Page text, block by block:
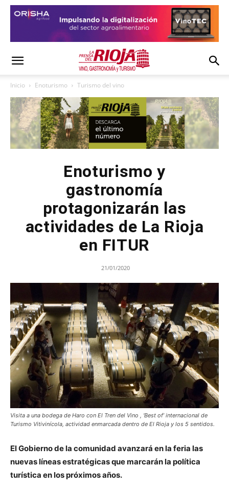
Inicio Enoturismo Turismo del vino
Enoturismo y
gastronomía
protagonizarán las
actividades de La Rioja
en FITUR
21/01/2020
Visita a una bodega de Haro con El Tren del Vino , ‘Best of’ internacional de
Turismo Vitivinícola, actividad enmarcada dentro de El Rioja y los 5 sentidos.
El Gobierno de la comunidad avanzará en la feria las
nuevas líneas estratégicas que marcarán la política
turística en los próximos años.